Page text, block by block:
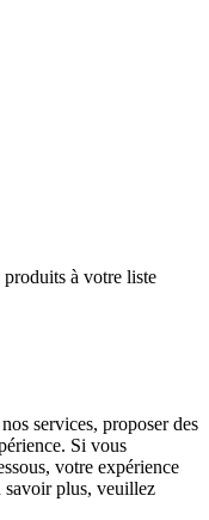
produits à votre liste
services, proposer des
Si vous
votre expérience
savoir plus, veuillez